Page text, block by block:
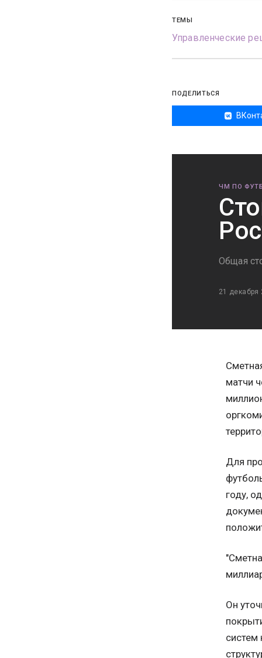
ТЕМЫ
Управленческие
ПОДЕЛИТЬСЯ
ЧМ ПО
Общая
21 декабря
матчи
Для
году,
Он
систем